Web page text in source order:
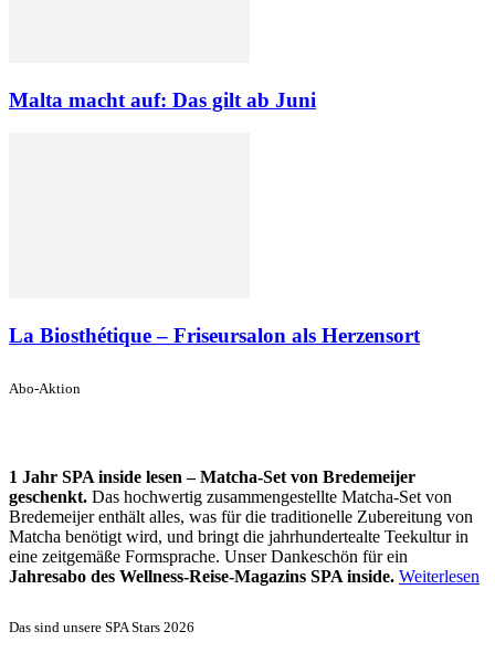
Malta macht auf: Das gilt ab Juni
La Biosthétique – Friseursalon als Herzensort
Abo-Aktion
1 Jahr SPA inside lesen – Matcha-Set von Bredemeijer
geschenkt. Das hochwertig zusammengestellte Matcha-Set von
Bredemeijer enthält alles, was für die traditionelle Zubereitung von
Matcha benötigt wird, und bringt die jahrhundertealte Teekultur in
eine zeitgemäße Formsprache. Unser Dankeschön für ein
Jahresabo des Wellness-Reise-Magazins SPA inside. Weiterlesen
Das sind unsere SPA Stars 2026